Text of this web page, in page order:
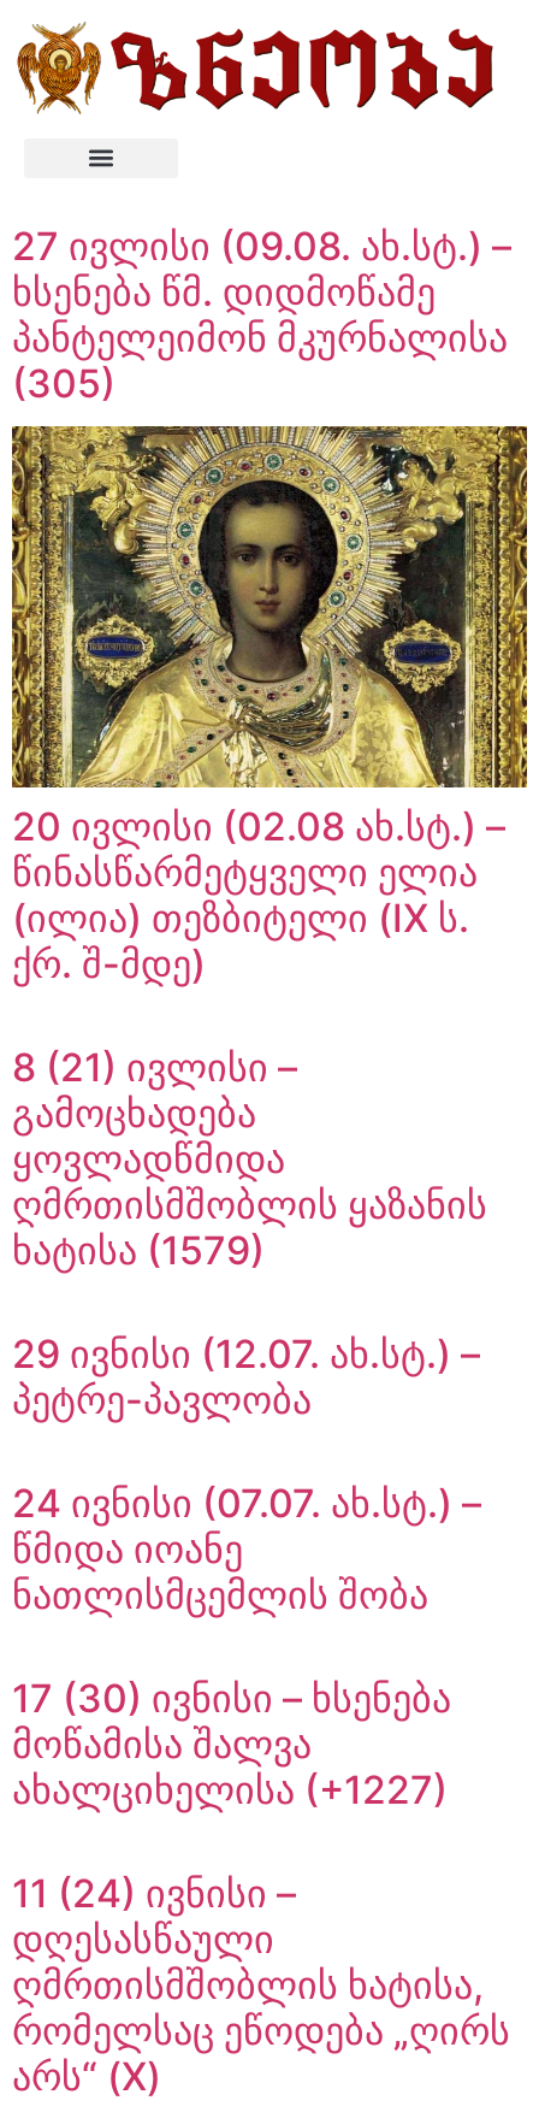
27 ივლისი (09.08. ახ.სტ.) –
ხსენება წმ. დიდმოწამე
პანტელეიმონ მკურნალისა
(305)
20 ივლისი (02.08 ახ.სტ.) –
წინასწარმეტყველი ელია
(ილია) თეზბიტელი (IX ს.
ქრ. შ-მდე)
8 (21) ივლისი –
გამოცხადება
ყოვლადწმიდა
ღმრთისმშობლის ყაზანის
ხატისა (1579)
29 ივნისი (12.07. ახ.სტ.) –
პეტრე-პავლობა
24 ივნისი (07.07. ახ.სტ.) –
წმიდა იოანე
ნათლისმცემლის შობა
17 (30) ივნისი – ხსენება
მოწამისა შალვა
ახალციხელისა (+1227)
11 (24) ივნისი –
დღესასწაული
ღმრთისმშობლის ხატისა,
რომელსაც ეწოდება „ღირს
არს“ (X)